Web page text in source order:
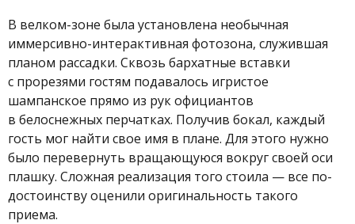
В велком-зоне была установлена необычная
иммерсивно-интерактивная фотозона, служившая
планом рассадки. Сквозь бархатные вставки
с прорезями гостям подавалось игристое
шампанское прямо из рук официантов
в белоснежных перчатках. Получив бокал, каждый
гость мог найти свое имя в плане. Для этого нужно
было перевернуть вращающуюся вокруг своей оси
плашку. Сложная реализация того стоила — все по-
достоинству оценили оригинальность такого
приема.